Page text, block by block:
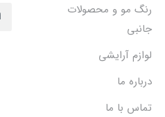
رنگ مو و محصولات
جانبی
لوازم آرایشی
درباره ما
تماس با ما